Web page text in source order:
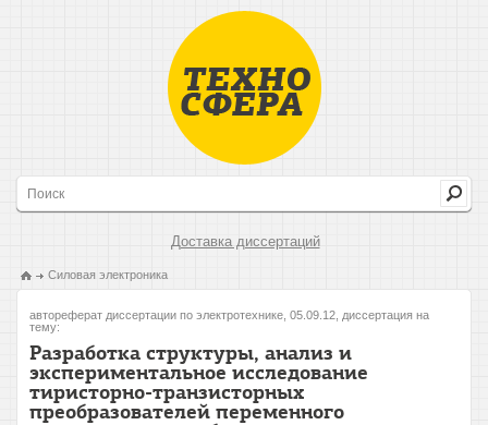
Доставка диссертаций
Силовая электроника
автореферат диссертации по электротехнике, 05.09.12, диссертация на
тему:
Разработка структуры, анализ и
экспериментальное исследование
тиристорно-транзисторных
преобразователей переменного